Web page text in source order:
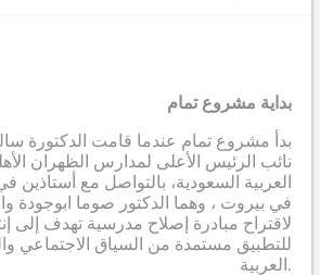
بداية مشروع تمام
بدأ مشروع تمام عندما قامت الدكتورة
نائب الرئيس الأعلى لمدارس الظهران
العربية السعودية، بالتواصل مع أستاذين
في بيروت ، وهما الدكتور صوما ابوجودة
لاقتراح مبادرة إصلاح مدرسية تهدف إلى
للتطبيق مستمدة من السياق الاجتماعي
العربية.